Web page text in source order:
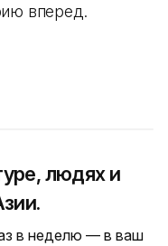
вперед.
людях и
в неделю — в ваш